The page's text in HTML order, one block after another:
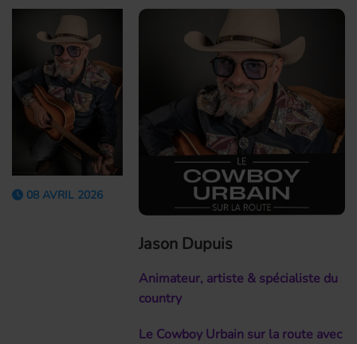
08 AVRIL 2026
Jason Dupuis
Animateur, artiste & spécialiste du
country
Le Cowboy Urbain sur la route avec